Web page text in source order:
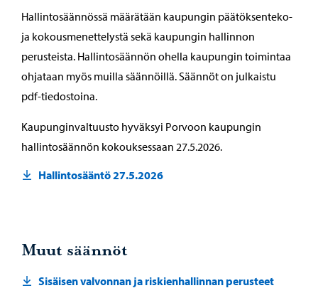
Hallintosäännössä määrätään kaupungin päätöksenteko-
ja kokousmenettelystä sekä kaupungin hallinnon
perusteista. Hallintosäännön ohella kaupungin toimintaa
ohjataan myös muilla säännöillä. Säännöt on julkaistu
pdf-tiedostoina.
Kaupunginvaltuusto hyväksyi Porvoon kaupungin
hallintosäännön kokouksessaan 27.5.2026.
Hallintosääntö 27.5.2026
Muut säännöt
Sisäisen valvonnan ja riskienhallinnan perusteet